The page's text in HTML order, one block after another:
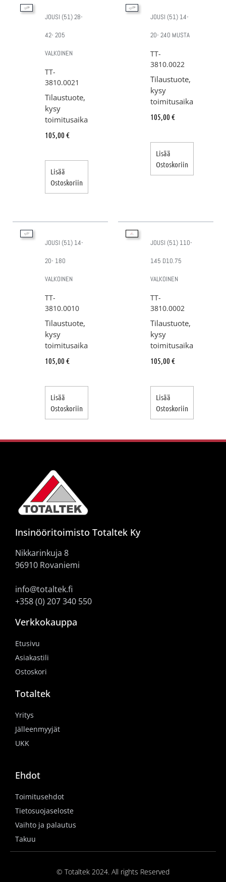
JOUSI (51) 28-
42- 205
VALKOINEN
TT-
3810.0021
Tilaustuote,
kysy
toimitusaika
105,00 €
Lisää
Ostoskoriin
JOUSI (51) 14-
20- 240 MUSTA
TT-
3810.0022
Tilaustuote,
kysy
toimitusaika
105,00 €
Lisää
Ostoskoriin
JOUSI (51) 14-
20- 180
VALKOINEN
TT-
3810.0010
Tilaustuote,
kysy
toimitusaika
105,00 €
Lisää
Ostoskoriin
JOUSI (51) 110-
145 D10.75
VALKOINEN
TT-
3810.0002
Tilaustuote,
kysy
toimitusaika
105,00 €
Lisää
Ostoskoriin
Insinööritoimisto Totaltek Ky
Nikkarinkuja 8
96910 Rovaniemi
info@totaltek.fi
+358 (0) 207 340 550
Verkkokauppa
Etusivu
Asiakastili
Ostoskori
Totaltek
Yritys
Jälleenmyyjät
UKK
Ehdot
Toimitusehdot
Tietosuojaseloste
Vaihto ja palautus
Takuu
© Totaltek 2024. All rights Reserved